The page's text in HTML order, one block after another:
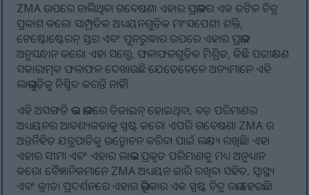
ZMA ଉପରେ ଚାଲିଥିବା ଗବେଷଣା ଏହାର ପ୍ରଭାବର ଏକ ଜଟିଳ ଚିତ୍ର
ପ୍ରକାଶ କରେ। ସାମ୍ପ୍ରତିକ ଅଧ୍ୟୟନଗୁଡ଼ିକ ମାଂସପେଶୀ ଶକ୍ତି,
ଟେଷ୍ଟୋଷ୍ଟେରନ୍ ସ୍ତର ଏବଂ ପୁନରୁଦ୍ଧାର ଉପରେ ଏହାର ପ୍ରଭାବ
ଅନୁସନ୍ଧାନ କରେ। ଏହା ସତ୍ତ୍ୱେ, ଫଳାଫଳଗୁଡ଼ିକ ମିଶ୍ରିତ, କିଛି ପରୀକ୍ଷଣ
ସକାରାତ୍ମକ ଫଳାଫଳ ଦେଖାଉଛି ଯେତେବେଳେ ଅନ୍ୟମାନେ ଏହି
ଲାଭଗୁଡ଼ିକୁ ନିଶ୍ଚିତ କରନ୍ତି ନାହିଁ।
ଏହି ଅସଙ୍ଗତି ଭଲ ଭାବରେ ଡିଜାଇନ୍ ହୋଇଥିବା, ବଡ଼ ପରିମାଣର
ଅଧ୍ୟୟନର ଆବଶ୍ୟକତାକୁ ସ୍ପଷ୍ଟ କରେ। ଏପରି ଗବେଷଣା ZMA ର
ଅନ୍ତର୍ନିହିତ ଯନ୍ତ୍ରପାତିକୁ ଉନ୍ମୋଚନ କରିବା ପାଇଁ ଲକ୍ଷ୍ୟ ରଖିଛି। ଏହା
ଏହାର ସୀମା ଏବଂ ଏହାର ଲାଭର ପ୍ରକୃତ ପରିମାଣକୁ ମଧ୍ୟ ଅନୁଧ୍ୟାନ
କରେ। ବୈଜ୍ଞାନିକମାନେ ZMA ଅଧ୍ୟୟନ ଜାରି ରଖିବା ସହିତ, ସ୍ୱାସ୍ଥ୍ୟ
ଏବଂ କ୍ରୀଡା ପ୍ରଦର୍ଶନରେ ଏହାର ଭୂମିକାର ଏକ ସ୍ପଷ୍ଟ ଚିତ୍ର ଉଭା ହେଉଛି।